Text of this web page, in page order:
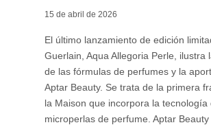
15 de abril de 2026
El último lanzamiento de edición
Guerlain, Aqua Allegoria Perle, ilustra
de las fórmulas de perfumes y la
Aptar Beauty. Se trata de la primera
la Maison que incorpora la tecnología
microperlas de perfume. Aptar